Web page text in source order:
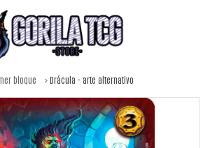
bloque Drácula - arte alternativo